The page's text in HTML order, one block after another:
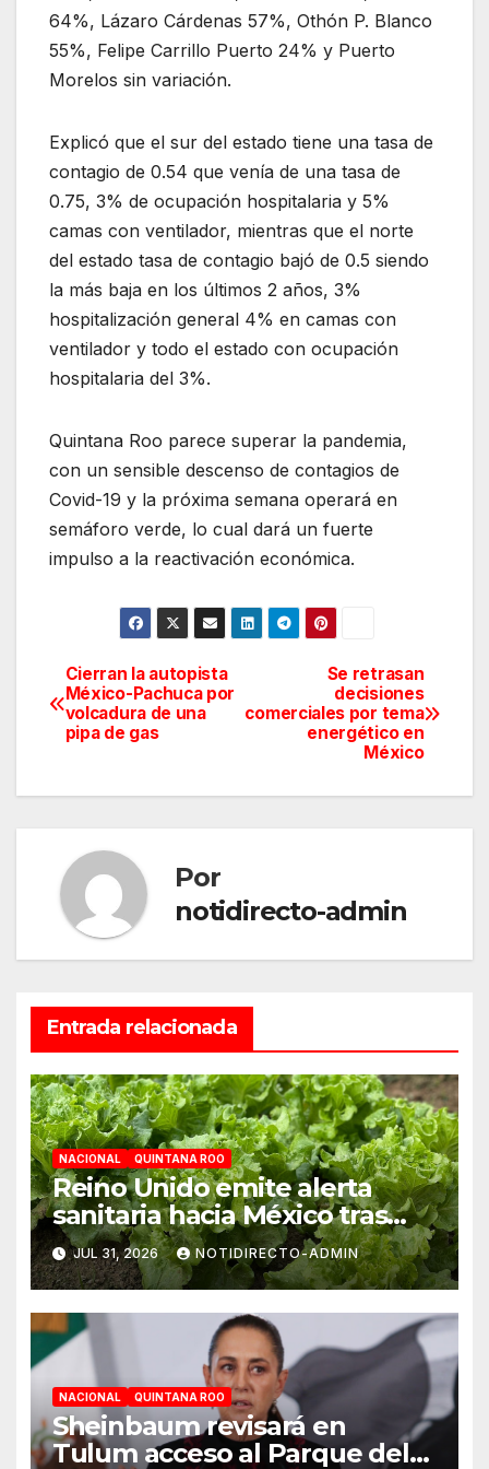
64%, Lázaro Cárdenas 57%, Othón P. Blanco
55%, Felipe Carrillo Puerto 24% y Puerto
Morelos sin variación.
Explicó que el sur del estado tiene una tasa de
contagio de 0.54 que venía de una tasa de
0.75, 3% de ocupación hospitalaria y 5%
camas con ventilador, mientras que el norte
del estado tasa de contagio bajó de 0.5 siendo
la más baja en los últimos 2 años, 3%
hospitalización general 4% en camas con
ventilador y todo el estado con ocupación
hospitalaria del 3%.
Quintana Roo parece superar la pandemia,
con un sensible descenso de contagios de
Covid-19 y la próxima semana operará en
semáforo verde, lo cual dará un fuerte
impulso a la reactivación económica.
Navegación
de
Se retrasan
decisiones
comerciales por tema
energético en
México
Cierran la autopista
México-Pachuca por
volcadura de una
pipa de gas
Por
notidirecto-admin
Entrada relacionada
NACIONAL QUINTANA ROO
Reino Unido emite alerta
sanitaria hacia México tras
aumento de cuadros de
diarrea explosiva en turistas
JUL 31, 2026 NOTIDIRECTO-ADMIN
NACIONAL QUINTANA ROO
Sheinbaum revisará en
Tulum acceso al Parque del